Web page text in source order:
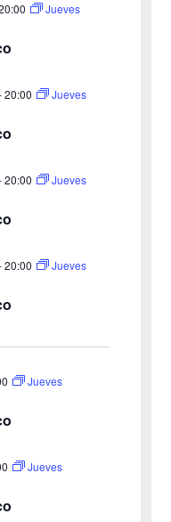
Jueves
20:00
Jueves
20:00
Jueves
20:00
Jueves
Jueves
Jueves